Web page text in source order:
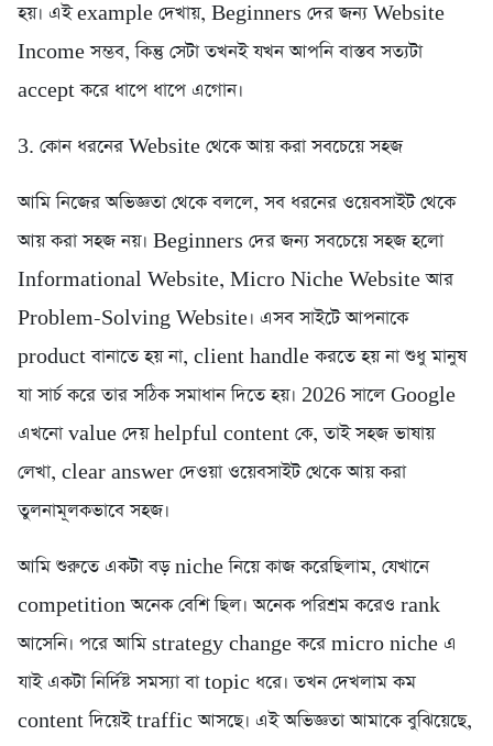
হয়। এই example দেখায়, Beginners দের জন্য Website
Income সম্ভব, কিন্তু সেটা তখনই যখন আপনি বাস্তব সত্যটা
accept করে ধাপে ধাপে এগোন।
3. কোন ধরনের Website থেকে আয় করা সবচেয়ে সহজ
আমি নিজের অভিজ্ঞতা থেকে বললে, সব ধরনের ওয়েবসাইট থেকে
আয় করা সহজ নয়। Beginners দের জন্য সবচেয়ে সহজ হলো
Informational Website, Micro Niche Website আর
Problem-Solving Website। এসব সাইটে আপনাকে
product বানাতে হয় না, client handle করতে হয় না শুধু মানুষ
যা সার্চ করে তার সঠিক সমাধান দিতে হয়। 2026 সালে Google
এখনো value দেয় helpful content কে, তাই সহজ ভাষায়
লেখা, clear answer দেওয়া ওয়েবসাইট থেকে আয় করা
তুলনামূলকভাবে সহজ।
আমি শুরুতে একটা বড় niche নিয়ে কাজ করেছিলাম, যেখানে
competition অনেক বেশি ছিল। অনেক পরিশ্রম করেও rank
আসেনি। পরে আমি strategy change করে micro niche এ
যাই একটা নির্দিষ্ট সমস্যা বা topic ধরে। তখন দেখলাম কম
content দিয়েই traffic আসছে। এই অভিজ্ঞতা আমাকে বুঝিয়েছে,